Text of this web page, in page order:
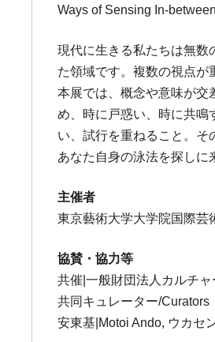
Ways of Sensing In-between
現代に生きる私たちは無数
た領域です。複数の視点が
本展では、概念や意味が交
め、時に戸惑い、時に共鳴
い、試行を重ねること。そ
あなた自身の泳法を探しに
主催者
東京藝術大学大学院国際芸
協賛・協力等
共催|一般財団法人カルチ
共同キュレーター/Curators
安東基|Motoi Ando, ウカセ